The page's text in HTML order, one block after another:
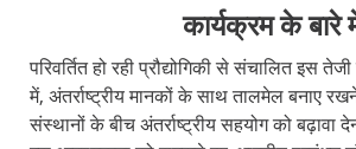
कार्यक्रम के बारे
परिवर्तित हो रही प्रौद्योगिकी से संचालित इस
में, अंतर्राष्ट्रीय मानकों के साथ तालमेल बनाए
संस्थानों के बीच अंतर्राष्ट्रीय सहयोग को बढ़ावा